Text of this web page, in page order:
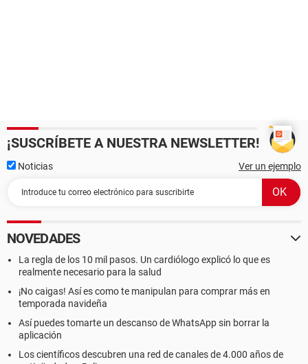
¡SUSCRÍBETE A NUESTRA NEWSLETTER!
Noticias Ver un ejemplo
NOVEDADES
La regla de los 10 mil pasos. Un cardiólogo explicó lo que es
realmente necesario para la salud
¡No caigas! Así es como te manipulan para comprar más en
temporada navideña
Así puedes tomarte un descanso de WhatsApp sin borrar la
aplicación
Los científicos descubren una red de canales de 4.000 años de